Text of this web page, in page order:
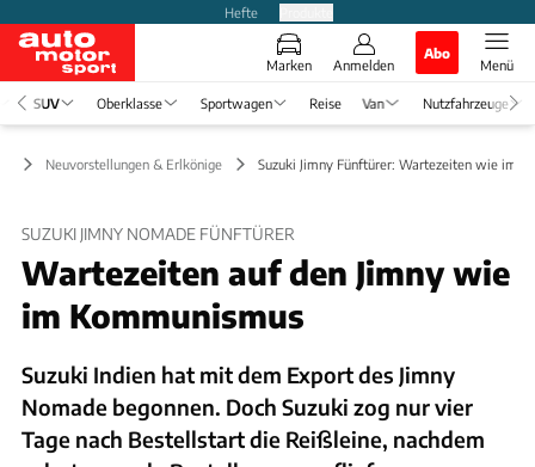
Hefte
Marken Anmelden
Abo
Menü
SUV Oberklasse Sportwagen Reise Van Nutzfahrzeuge
Neuvorstellungen & Erlkönige Suzuki Jimny Fünftürer: Wartezeiten wie im
SUZUKI JIMNY NOMADE FÜNFTÜRER
Wartezeiten auf den Jimny wie
im Kommunismus
Suzuki Indien hat mit dem Export des Jimny
Nomade begonnen. Doch Suzuki zog nur vier
Tage nach Bestellstart die Reißleine, nachdem